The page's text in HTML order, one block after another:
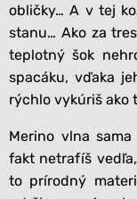
obličky… A v tej
stanu… Ako za
teplotný šok
spacáku, vďaka
rýchlo vykúriš ako
Merino vlna
fakt netrafíš
to prírodný